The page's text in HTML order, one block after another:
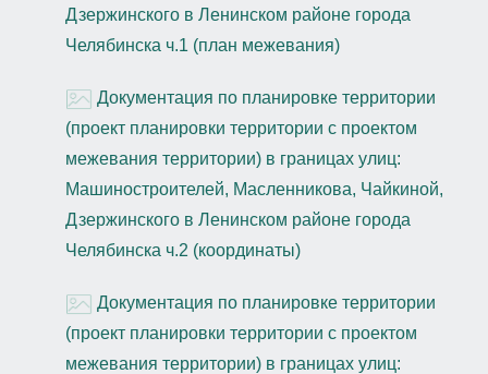
Дзержинского в Ленинском районе города
Челябинска ч.1 (план межевания)
Документация по планировке территории
(проект планировки территории с проектом
межевания территории) в границах улиц:
Машиностроителей, Масленникова, Чайкиной,
Дзержинского в Ленинском районе города
Челябинска ч.2 (координаты)
Документация по планировке территории
(проект планировки территории с проектом
межевания территории) в границах улиц: